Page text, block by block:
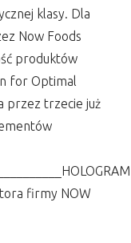
klasy. Dla
Now Foods
produktów
for Optimal
przez trzecie już
firmy NOW